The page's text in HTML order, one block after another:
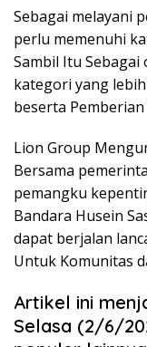
Sebagai melayani
perlu memenuhi
Sambil Itu
kategori yang
beserta
Lion Group
Bersama
pemangku
Bandara Husein
dapat berjalan
Untuk Komunitas
Artikel ini
Selasa (2/6/